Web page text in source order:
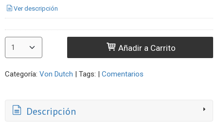
Ver descripción
Añadir a Carrito
Categoría: Von Dutch | Tags: | Comentarios
Descripción